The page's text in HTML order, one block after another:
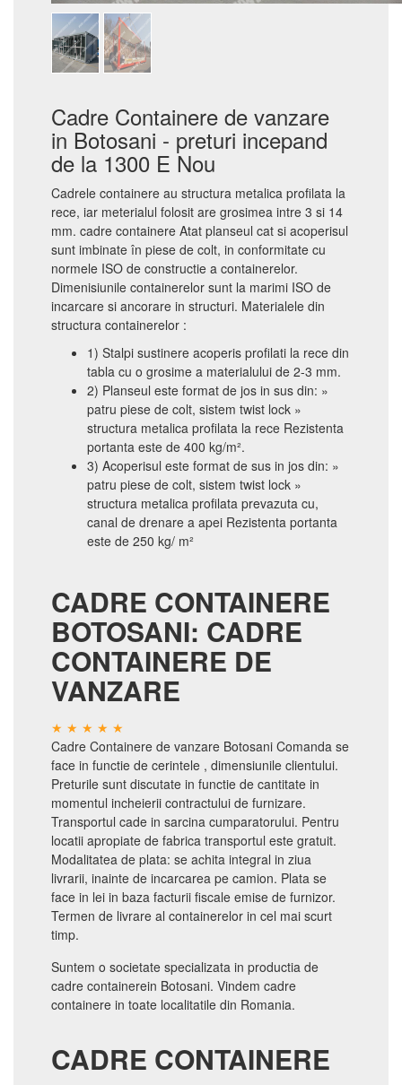
Cadre Containere de vanzare
in Botosani - preturi incepand
de la 1300 E Nou
Cadrele containere au structura metalica profilata la
rece, iar meterialul folosit are grosimea intre 3 si 14
mm. cadre containere Atat planseul cat si acoperisul
sunt imbinate în piese de colt, in conformitate cu
normele ISO de constructie a containerelor.
Dimenisiunile containerelor sunt la marimi ISO de
incarcare si ancorare in structuri. Materialele din
structura containerelor :
1) Stalpi sustinere acoperis profilati la rece din
tabla cu o grosime a materialului de 2-3 mm.
2) Planseul este format de jos in sus din: »
patru piese de colt, sistem twist lock »
structura metalica profilata la rece Rezistenta
portanta este de 400 kg/m².
3) Acoperisul este format de sus in jos din: »
patru piese de colt, sistem twist lock »
structura metalica profilata prevazuta cu,
canal de drenare a apei Rezistenta portanta
este de 250 kg/ m²
CADRE CONTAINERE
BOTOSANI: CADRE
CONTAINERE DE
VANZARE
Cadre Containere de vanzare Botosani Comanda se
face in functie de cerintele , dimensiunile clientului.
Preturile sunt discutate in functie de cantitate in
momentul incheierii contractului de furnizare.
Transportul cade in sarcina cumparatorului. Pentru
locatii apropiate de fabrica transportul este gratuit.
Modalitatea de plata: se achita integral in ziua
livrarii, inainte de incarcarea pe camion. Plata se
face in lei in baza facturii fiscale emise de furnizor.
Termen de livrare al containerelor in cel mai scurt
timp.
Suntem o societate specializata in productia de
cadre containerein Botosani. Vindem cadre
containere in toate localitatile din Romania.
CADRE CONTAINERE